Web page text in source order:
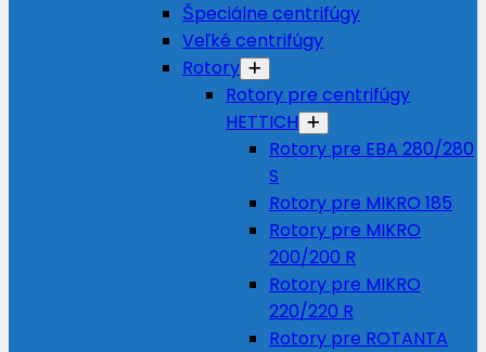
Špeciálne centrifúgy
Veľké centrifúgy
Rotory
Rotory pre centrifúgy
HETTICH
Rotory pre EBA 280/280
S
Rotory pre MIKRO 185
Rotory pre MIKRO
200/200 R
Rotory pre MIKRO
220/220 R
Rotory pre ROTANTA